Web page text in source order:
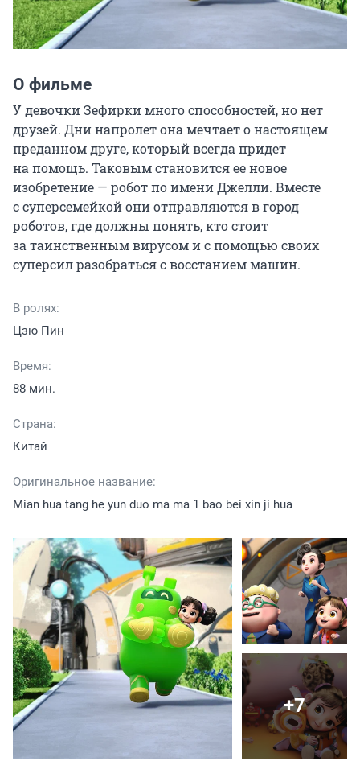
О фильме
У девочки Зефирки много способностей, но нет
друзей. Дни напролет она мечтает о настоящем
преданном друге, который всегда придет
на помощь. Таковым становится ее новое
изобретение — робот по имени Джелли. Вместе
с суперсемейкой они отправляются в город
роботов, где должны понять, кто стоит
за таинственным вирусом и с помощью своих
суперсил разобраться с восстанием машин.
В ролях:
Цзю Пин
Время:
88 мин.
Страна:
Китай
Оригинальное название:
Mian hua tang he yun duo ma ma 1 bao bei xin ji hua
+7